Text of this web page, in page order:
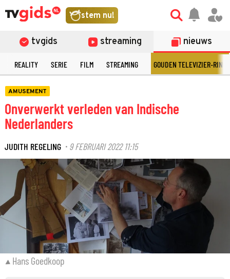
stem nu!
tvgids streaming nieuws
REALITY SERIE FILM STREAMING GOUDEN TELEVIZIER-RING
AMUSEMENT
Onverwerkt verleden van Indische
Nederlanders
JUDITH REGELING · 9 FEBRUARI 2022 11:15
Hans Goedkoop